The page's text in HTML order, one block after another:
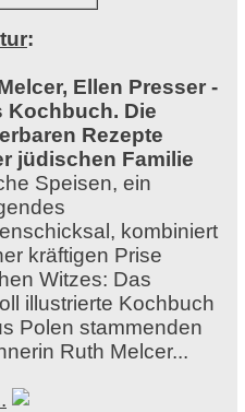
:
Ellen Presser -
Kochbuch. Die
Rezepte
jüdischen Familie
Speisen, ein
kombiniert
kräftigen Prise
Witzes: Das
illustrierte Kochbuch
Polen stammenden
Ruth Melcer...